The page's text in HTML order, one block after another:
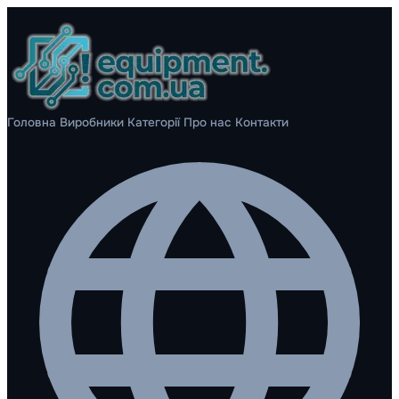
Головна Виробники Категорії Про нас Контакти